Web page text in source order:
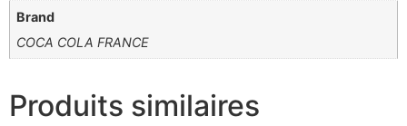
Brand
COCA COLA FRANCE
Produits similaires